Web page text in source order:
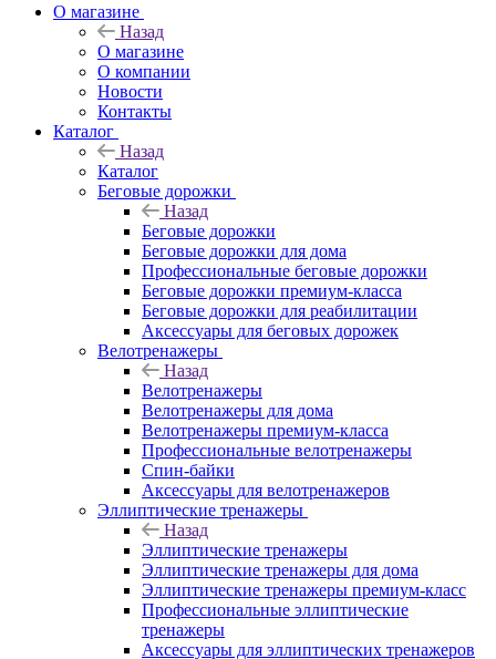
О магазине
Назад
О магазине
О компании
Новости
Контакты
Каталог
Назад
Каталог
Беговые дорожки
Назад
Беговые дорожки
Беговые дорожки для дома
Профессиональные беговые дорожки
Беговые дорожки премиум-класса
Беговые дорожки для реабилитации
Аксессуары для беговых дорожек
Велотренажеры
Назад
Велотренажеры
Велотренажеры для дома
Велотренажеры премиум-класса
Профессиональные велотренажеры
Спин-байки
Аксессуары для велотренажеров
Эллиптические тренажеры
Назад
Эллиптические тренажеры
Эллиптические тренажеры для дома
Эллиптические тренажеры премиум-класс
Профессиональные эллиптические
тренажеры
Аксессуары для эллиптических тренажеров